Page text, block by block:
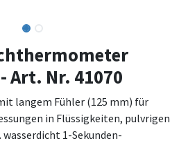
Art. Nr. 41070
langem Fühler (125 mm) für
in Flüssigkeiten, pulvrigen
1-Sekunden-